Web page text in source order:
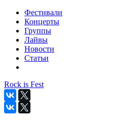
Фестивали
Концерты
Группы
Лайвы
Новости
Статьи
Rock is Fest